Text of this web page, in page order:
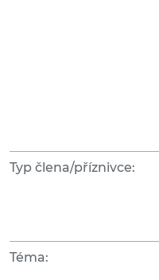
Typ člena/příznivce:
Téma: